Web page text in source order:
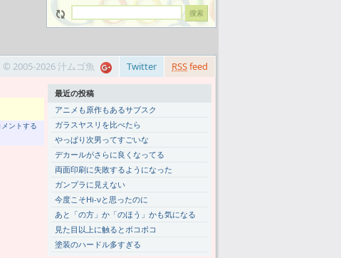
RSSfeed
Twitter
© 2005-2026 汁ムゴ魚
メントする
最近の投稿
アニメも原作もあるサブスク
ガラスヤスリを比べたら
やっぱり次男ってすごいな
デカールがさらに良くなってる
両面印刷に失敗するようになった
ガンプラに見えない
今度こそHi-νと思ったのに
あと「の方」か「のほう」かも気になる
見た目以上に触るとボコボコ
塗装のハードル多すぎる